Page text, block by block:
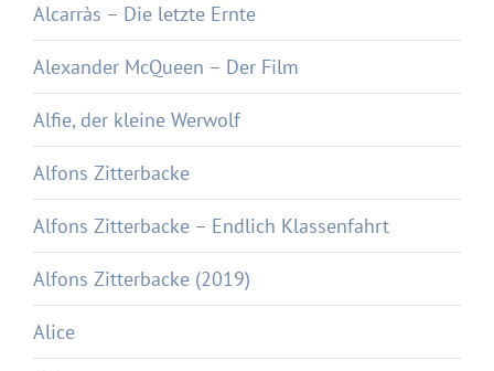
Alcarràs – Die letzte Ernte
Alexander McQueen – Der Film
Alfie, der kleine Werwolf
Alfons Zitterbacke
Alfons Zitterbacke – Endlich Klassenfahrt
Alfons Zitterbacke (2019)
Alice